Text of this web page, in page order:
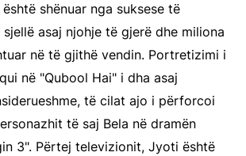
shënuar nga suksese të
asaj njohje të gjerë dhe miliona
në të gjithë vendin. Portretizimi i
në "Qubool Hai" i dha asaj
të cilat ajo i përforcoi
të saj Bela në dramën
3". Përtej televizionit, Jyoti është